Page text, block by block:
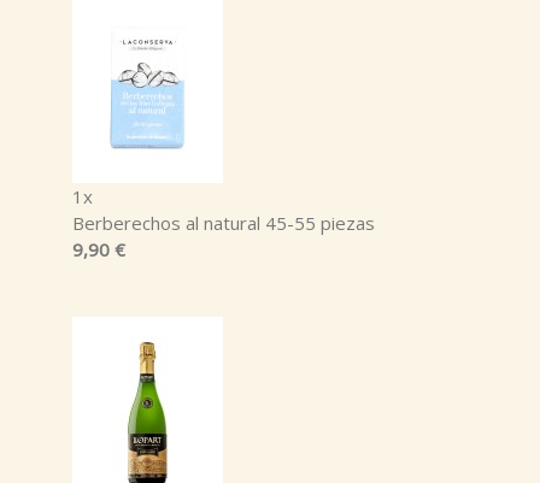
1x
Berberechos al natural 45-55 piezas
9,90 €